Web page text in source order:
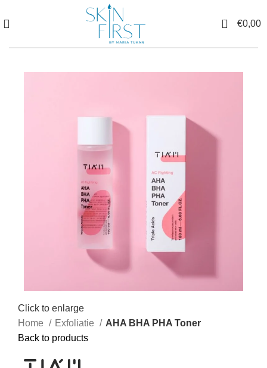
0 €0,00
Click to enlarge
Home
Exfoliatie
AHA BHA PHA Toner
Back to products